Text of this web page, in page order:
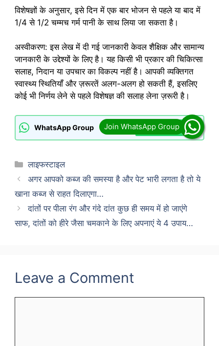
विशेषज्ञों के अनुसार, इसे दिन में एक बार भोजन से पहले या बाद में
1/4 से 1/2 चम्मच गर्म पानी के साथ लिया जा सकता है।
अस्वीकरण: इस लेख में दी गई जानकारी केवल शैक्षिक और सामान्य
जानकारी के उद्देश्यों के लिए है। यह किसी भी प्रकार की चिकित्सा
सलाह, निदान या उपचार का विकल्प नहीं है। आपकी व्यक्तिगत
स्वास्थ्य स्थितियाँ और ज़रूरतें अलग-अलग हो सकती हैं, इसलिए
कोई भी निर्णय लेने से पहले विशेषज्ञ की सलाह लेना ज़रूरी है।
WhatsApp Group Join Now
Categories
लाइफस्टाइल
अगर आपको कब्ज की समस्या है और पेट भारी लगता है तो ये
खाना कब्ज से राहत दिलाएगा…
दांतों पर पीला रंग और गंदे दांत कुछ ही समय में हो जाएंगे
साफ, दांतों को हीरे जैसा चमकाने के लिए अपनाएं ये 4 उपाय…
Leave a Comment